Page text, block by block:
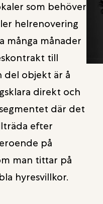
som behöver
helrenovering
många månader
till
del objekt är å
direkt och
där det
efter
på
man tittar på
hyresvillkor.